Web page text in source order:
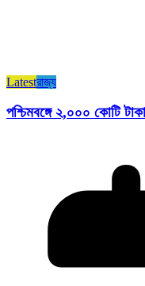
Latestরাজ্য​
পশ্চিমবঙ্গে ২,০০০ কোটি